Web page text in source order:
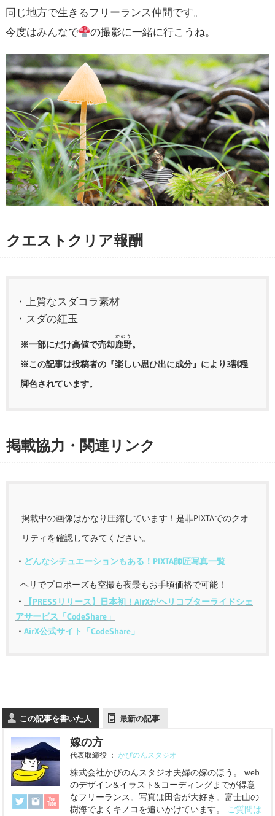
同じ地方で生きるフリーランス仲間です。
今度はみんなで
の撮影に一緒に行こうね。
クエストクリア報酬
・上質なスダコラ素材
・スダの紅玉
※一部にだけ高値で売却鹿野
かのう
。
※この記事は投稿者の『楽しい思ひ出に成分』により3割程
脚色されています。
掲載協力・関連リンク
掲載中の画像はかなり圧縮しています！是非PIXTAでのクオ
リティを確認してみてください。
・ どんなシチュエーションもある！PIXTA師匠写真一覧
ヘリでプロポーズも空撮も夜景もお手頃価格で可能！
・
【PRESSリリース】日本初！AirXがヘリコプターライドシェ
アサービス「CodeShare」
・ AirX公式サイト「CodeShare」
この記事を書いた人 最新の記事
嫁の方
代表取締役 ：かぴのんスタジオ
株式会社かぴのんスタジオ夫婦の嫁のほう。 web
のデザイン&イラスト&コーディングまでが得意
なフリーランス。写真は田舎が大好き。富士山の
樹海でよくキノコを追いかけています。 ご質問は